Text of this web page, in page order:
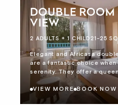
DOUBLE ROOM
VIEW
2 ADULTS + 1 CHILD 21-25
Elegant and Africasa
are a fantastic choice
serenity. They offer a
VIEW MORE BOOK NOW